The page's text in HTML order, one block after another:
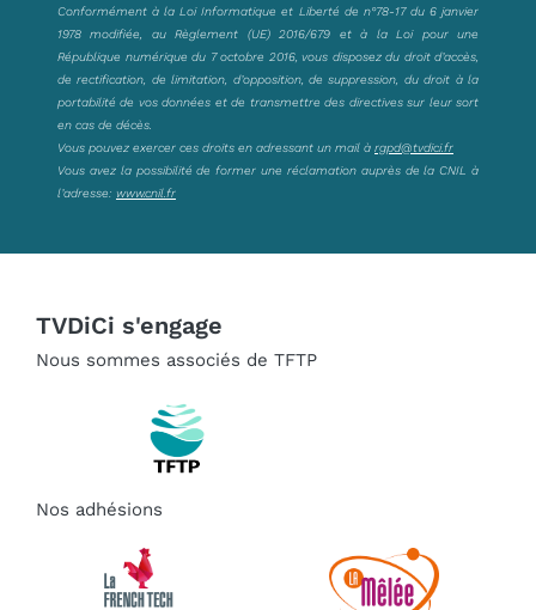
Conformément à la Loi Informatique et Liberté de n°78-17 du 6 janvier
1978 modifiée, au Règlement (UE) 2016/679 et à la Loi pour une
République numérique du 7 octobre 2016, vous disposez du droit d’accès,
de rectification, de limitation, d’opposition, de suppression, du droit à la
portabilité de vos données et de transmettre des directives sur leur sort
en cas de décès.
Vous pouvez exercer ces droits en adressant un mail à rgpd@tvdici.fr
Vous avez la possibilité de former une réclamation auprès de la CNIL à
l’adresse: www.cnil.fr
TVDiCi s'engage
Nous sommes associés de TFTP
Nos adhésions